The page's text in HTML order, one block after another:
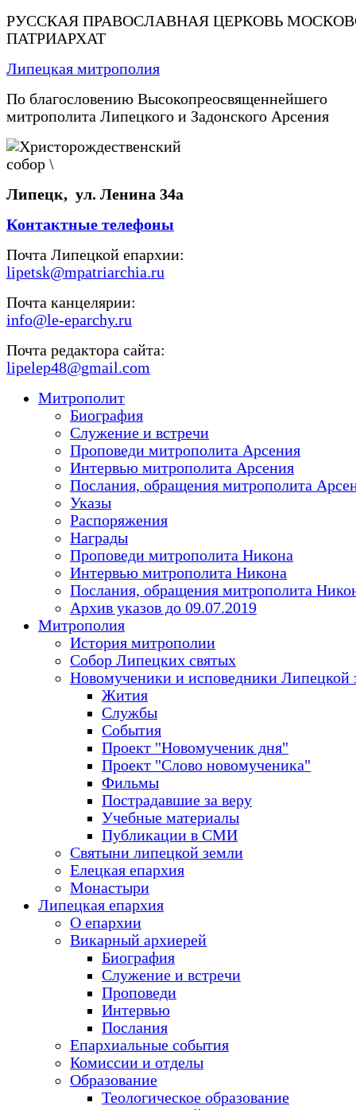
РУССКАЯ ПРАВОСЛАВНАЯ ЦЕРКОВЬ
ПАТРИАРХАТ
Липецкая митрополия
По благословению Высокопреосвященнейшего
митрополита Липецкого и Задонского Арсения
Липецк, ул. Ленина 34а
Контактные телефоны
Почта Липецкой епархии:
lipetsk@mpatriarchia.ru
Почта канцелярии:
info@le-eparchy.ru
Почта редактора сайта:
lipelep48@gmail.com
Митрополит
Биография
Служение и встречи
Проповеди митрополита Арсения
Интервью митрополита Арсения
Послания, обращения митрополита
Указы
Распоряжения
Награды
Проповеди митрополита Никона
Интервью митрополита Никона
Послания, обращения митрополита
Архив указов до 09.07.2019
Митрополия
История митрополии
Собор Липецких святых
Новомученики и исповедники Липецкой
Жития
Службы
События
Проект "Новомученик дня"
Проект "Слово новомученика"
Фильмы
Пострадавшие за веру
Учебные материалы
Публикации в СМИ
Святыни липецкой земли
Елецкая епархия
Монастыри
Липецкая епархия
О епархии
Викарный архиерей
Биография
Служение и встречи
Проповеди
Интервью
Послания
Епархиальные события
Комиссии и отделы
Образование
Теологическое образование